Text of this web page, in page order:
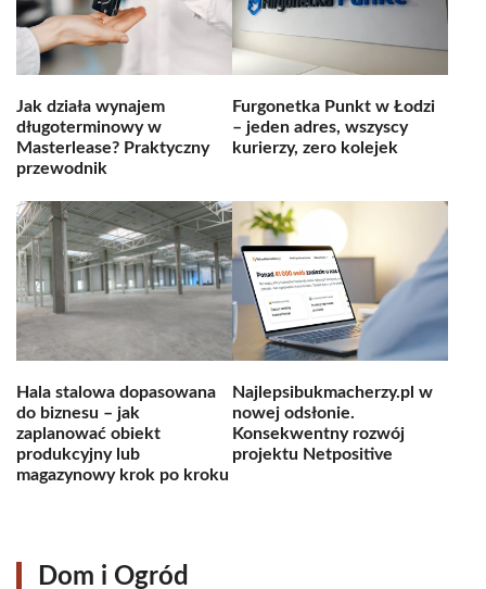
Jak działa wynajem
długoterminowy w
Masterlease? Praktyczny
przewodnik
Furgonetka Punkt w Łodzi
– jeden adres, wszyscy
kurierzy, zero kolejek
Hala stalowa dopasowana
do biznesu – jak
zaplanować obiekt
produkcyjny lub
magazynowy krok po kroku
Najlepsibukmacherzy.pl w
nowej odsłonie.
Konsekwentny rozwój
projektu Netpositive
Dom i Ogród